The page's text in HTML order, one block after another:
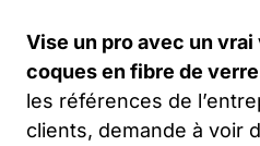
Vise un pro avec un
coques en fibre de
les références de
clients, demande à voir